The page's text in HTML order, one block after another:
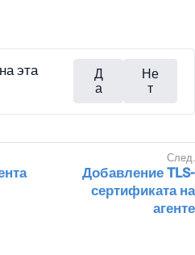
эта
Д
а
Не
т
Добавление TLS-
сертификата на
агенте